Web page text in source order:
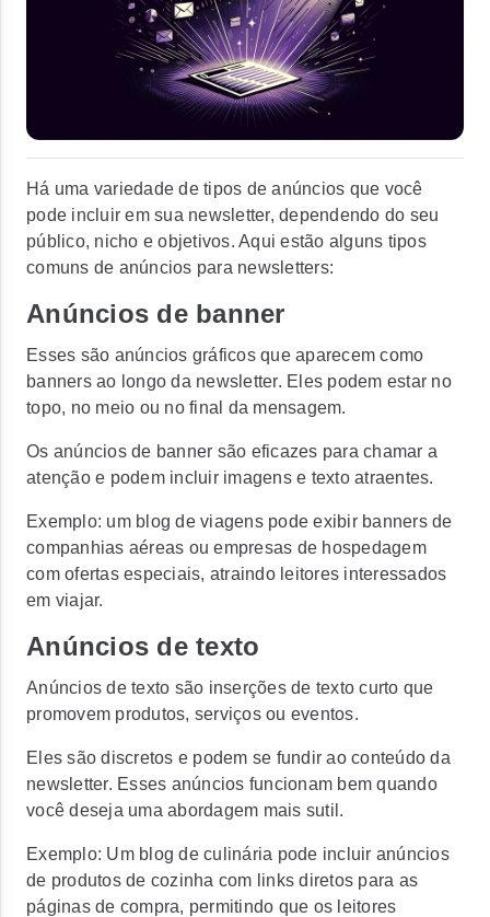
Há uma variedade de tipos de anúncios que você
pode incluir em sua newsletter, dependendo do seu
público, nicho e objetivos. Aqui estão alguns tipos
comuns de anúncios para newsletters:
Anúncios de banner
Esses são anúncios gráficos que aparecem como
banners ao longo da newsletter. Eles podem estar no
topo, no meio ou no final da mensagem.
Os anúncios de banner são eficazes para chamar a
atenção e podem incluir imagens e texto atraentes.
Exemplo: um blog de viagens pode exibir banners de
companhias aéreas ou empresas de hospedagem
com ofertas especiais, atraindo leitores interessados
em viajar.
Anúncios de texto
Anúncios de texto são inserções de texto curto que
promovem produtos, serviços ou eventos.
Eles são discretos e podem se fundir ao conteúdo da
newsletter. Esses anúncios funcionam bem quando
você deseja uma abordagem mais sutil.
Exemplo: Um blog de culinária pode incluir anúncios
de produtos de cozinha com links diretos para as
páginas de compra, permitindo que os leitores